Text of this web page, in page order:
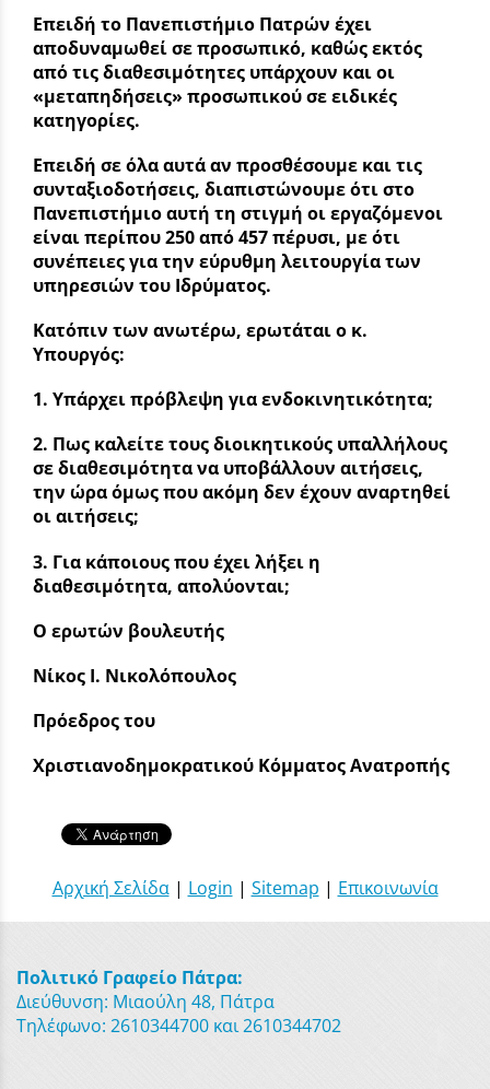
Επειδή το Πανεπιστήμιο Πατρών έχει
αποδυναμωθεί σε προσωπικό, καθώς εκτός
από τις διαθεσιμότητες υπάρχουν και οι
«μεταπηδήσεις» προσωπικού σε ειδικές
κατηγορίες.
Επειδή σε όλα αυτά αν προσθέσουμε και τις
συνταξιοδοτήσεις, διαπιστώνουμε ότι στο
Πανεπιστήμιο αυτή τη στιγμή οι εργαζόμενοι
είναι περίπου 250 από 457 πέρυσι, με ότι
συνέπειες για την εύρυθμη λειτουργία των
υπηρεσιών του Ιδρύματος.
Κατόπιν των ανωτέρω, ερωτάται ο κ.
Υπουργός:
1. Υπάρχει πρόβλεψη για ενδοκινητικότητα;
2. Πως καλείτε τους διοικητικούς υπαλλήλους
σε διαθεσιμότητα να υποβάλλουν αιτήσεις,
την ώρα όμως που ακόμη δεν έχουν αναρτηθεί
οι αιτήσεις;
3. Για κάποιους που έχει λήξει η
διαθεσιμότητα, απολύονται;
Ο ερωτών βουλευτής
Νίκος Ι. Νικολόπουλος
Πρόεδρος του
Χριστιανοδημοκρατικού Κόμματος Ανατροπής
Αρχική Σελίδα| Login | Sitemap | Επικοινωνία
Πολιτικό Γραφείο Πάτρα:
Διεύθυνση: Μιαούλη 48, Πάτρα
Τηλέφωνο: 2610344700 και 2610344702